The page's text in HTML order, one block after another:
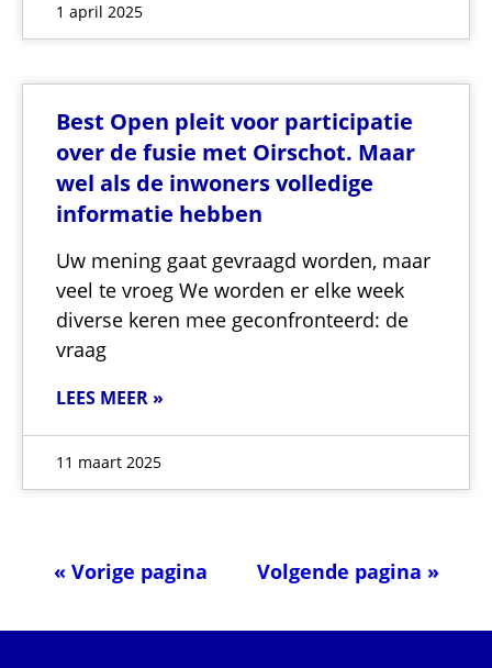
1 april 2025
Best Open pleit voor participatie
over de fusie met Oirschot. Maar
wel als de inwoners volledige
informatie hebben
Uw mening gaat gevraagd worden, maar
veel te vroeg We worden er elke week
diverse keren mee geconfronteerd: de
vraag
LEES MEER »
11 maart 2025
« Vorige pagina Volgende pagina »